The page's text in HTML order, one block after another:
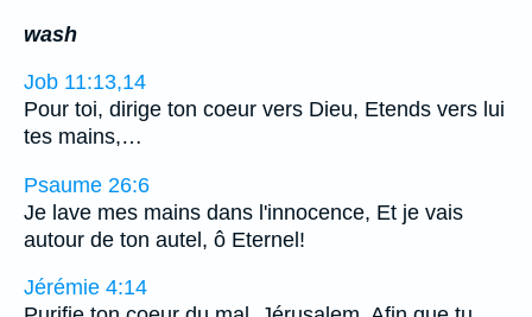
wash
Job 11:13,14
Pour toi, dirige ton coeur vers Dieu, Etends vers lui
tes mains,…
Psaume 26:6
Je lave mes mains dans l'innocence, Et je vais
autour de ton autel, ô Eternel!
Jérémie 4:14